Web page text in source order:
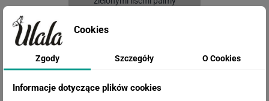
tapeta z zielonymi liśćmi palmy
Cookies
Zgody Szczegóły O Cookies
Informacje dotyczące plików cookies